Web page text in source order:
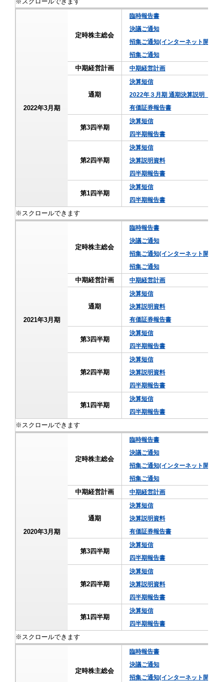
2022年3月期
定時株主総会
臨時報告書
決議ご通知
招集ご通知(インターネット開示事
招集ご通知
中期経営計画 中期経営計画
通期
決算短信
2022年３月期 通期決算説明（事
有価証券報告書
第3四半期
決算短信
四半期報告書
第2四半期
決算短信
決算説明資料
四半期報告書
第1四半期
決算短信
四半期報告書
2021年3月期
定時株主総会
臨時報告書
決議ご通知
招集ご通知(インターネット開示事
招集ご通知
中期経営計画 中期経営計画
通期
決算短信
決算説明資料
有価証券報告書
第3四半期
決算短信
四半期報告書
第2四半期
決算短信
決算説明資料
四半期報告書
第1四半期
決算短信
四半期報告書
2020年3月期
定時株主総会
臨時報告書
決議ご通知
招集ご通知(インターネット開示事
招集ご通知
中期経営計画 中期経営計画
通期
決算短信
決算説明資料
有価証券報告書
第3四半期
決算短信
四半期報告書
第2四半期
決算短信
決算説明資料
四半期報告書
第1四半期
決算短信
四半期報告書
定時株主総会
臨時報告書
決議ご通知
招集ご通知(インターネット開示事